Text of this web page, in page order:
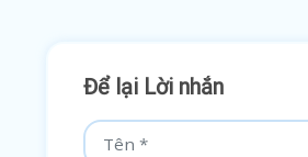
Để lại Lời nhắn